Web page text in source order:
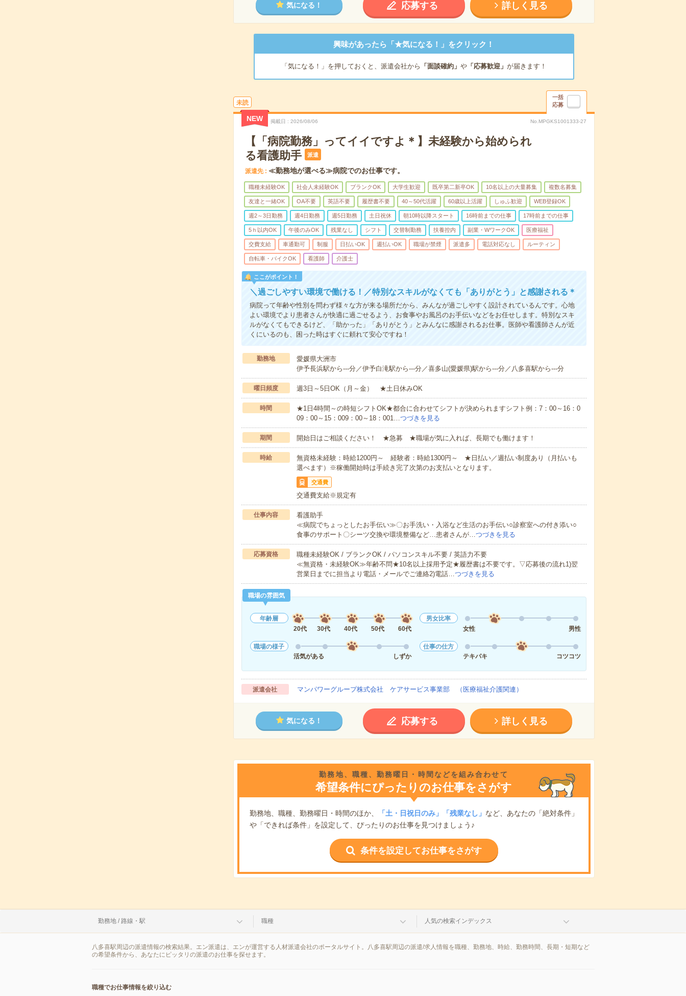
気になる！ 応募する 詳しく見る
興味があったら「★気になる！」をクリック！
「気になる！」を押しておくと、派遣会社から 「面談確約」 や「応募歓迎」 が届きます！
未読
一括
応募
NEW 掲載日 2026/08/06 No.MPGKS1001333-27
【「病院勤務」ってイイですよ＊】未経験から始められ
る看護助手
派遣
派遣先 ≪勤務地が選べる≫病院でのお仕事です。
職種未経験OK 社会人未経験OK ブランクOK 大学生歓迎 既卒第二新卒OK 10名以上の大量募集 複数名募集
友達と一緒OK OA不要 英語不要 履歴書不要 40～50代活躍 60歳以上活躍 しゅふ歓迎 WEB登録OK
週2～3日勤務 週4日勤務 週5日勤務 土日祝休 朝10時以降スタート 16時前までの仕事 17時前までの仕事
5ｈ以内OK 午後のみOK 残業なし シフト 交替制勤務 扶養控内 副業・WワークOK 医療福祉
交費支給 車通勤可 制服 日払いOK 週払いOK 職場が禁煙 派遣多 電話対応なし ルーティン
自転車・バイクOK 看護師 介護士
ここがポイント！
＼過ごしやすい環境で働ける！／特別なスキルがなくても「ありがとう」と感謝される＊
病院って年齢や性別を問わず様々な方が来る場所だから、みんなが過ごしやすく設計されているんです。心地
よい環境でより患者さんが快適に過ごせるよう、お食事やお風呂のお手伝いなどをお任せします。特別なスキ
ルがなくてもできるけど、「助かった」「ありがとう」とみんなに感謝されるお仕事。医師や看護師さんが近
くにいるのも、困った時はすぐに頼れて安心ですね！
勤務地
愛媛県大洲市
伊予長浜駅から---分／伊予白滝駅から---分／喜多山(愛媛県)駅から---分／八多喜駅から---分
曜日頻度 週3日～5日OK（月～金） ★土日休みOK
時間
★1日4時間～の時短シフトOK★都合に合わせてシフトが決められますシフト例：7：00～16：0
09：00～15：009：00～18：001…つづきを見る
期間 開始日はご相談ください！ ★急募 ★職場が気に入れば、長期でも働けます！
時給
無資格未経験：時給1200円～ 経験者：時給1300円～ ★日払い／週払い制度あり（月払いも
選べます）※稼働開始時は手続き完了次第のお支払いとなります。
交通費
交通費支給※規定有
仕事内容
看護助手
≪病院でちょっとしたお手伝い≫〇お手洗い・入浴など生活のお手伝い○診察室への付き添い○
食事のサポート〇シーツ交換や環境整備など…患者さんが…つづきを見る
応募資格
職種未経験OK / ブランクOK / パソコンスキル不要 / 英語力不要
≪無資格・未経験OK≫年齢不問★10名以上採用予定★履歴書は不要です。▽応募後の流れ1)翌
営業日までに担当より電話・メールでご連絡2)電話…つづきを見る
職場の雰囲気
年齢層
20代
30代 40代 50代 60代
男女比率
女性
男性
職場の様子
活気がある
しずか
仕事の仕方
テキパキ
コツコツ
派遣会社 マンパワーグループ株式会社 ケアサービス事業部 （医療福祉介護関連）
気になる！ 応募する 詳しく見る
勤務地、職種、勤務曜日・時間などを組み合わせて
希望条件にぴったりのお仕事をさがす
勤務地、職種、勤務曜日・時間のほか、 「土・日祝日のみ」「残業なし」 など、あなたの「絶対条件」
や「できれば条件」を設定して、ぴったりのお仕事を見つけましょう♪
条件を設定してお仕事をさがす
勤務地 / 路線・駅 職種 人気の検索インデックス
八多喜駅周辺の派遣情報の検索結果。エン派遣は、エンが運営する人材派遣会社のポータルサイト。八多喜駅周辺の派遣/求人情報を職種、勤務地、時給、勤務時間、長期・短期など
の希望条件から、あなたにピッタリの派遣のお仕事を探せます。
職種でお仕事情報を絞り込む